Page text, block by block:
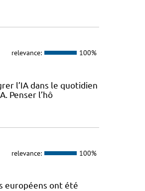
relevance: 100%
l’IA dans le quotidien
Penser l’hô
relevance: 100%
européens ont été